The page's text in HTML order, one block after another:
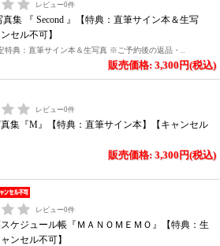
レビュー0件
真集 『 Second 』【特典：直筆サイン本＆生写
セル不可】
特典：直筆サイン本＆生写真 ※ご予約後の返品・..
販売価格: 3,300円(税込)
レビュー0件
集『M』【特典：直筆サイン本】【キャンセル
販売価格: 3,300円(税込)
レビュー0件
ケジュール帳『ＭＡＮＯＭＥＭＯ』【特典：生
ンセル不可】